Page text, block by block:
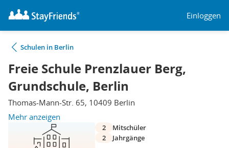
Einloggen
Schulen in Berlin
Freie Schule Prenzlauer Berg,
Grundschule, Berlin
Thomas-Mann-Str. 65, 10409 Berlin
Mehr anzeigen
2
Mitschüler
2
Jahrgänge